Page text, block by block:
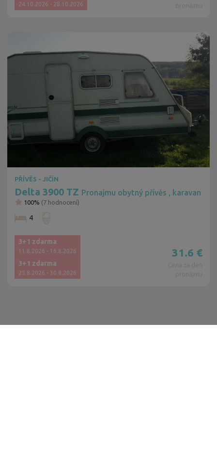
24.10.2026 - 28.10.2026
PŘÍVĚS - JIČÍN
Delta 3900 TZ Pronajmu obytný přívěs , karavan
100% (7 hodnocení)
4
3+1 zdarma
11.8.2026 - 16.8.2026
3+1 zdarma
25.8.2026 - 30.8.2026
31.6 €
Cena za den